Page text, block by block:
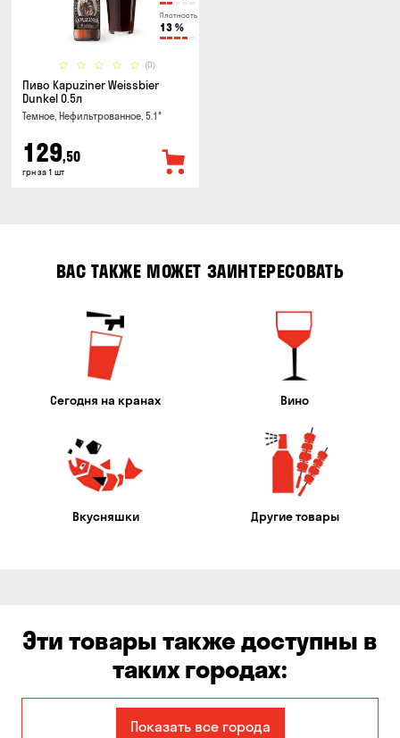
Плотность
13 %
(0)
Пиво Kapuziner Weissbier
Dunkel 0.5л
Темное, Нефильтрованное, 5.1°
129,50
грн за 1 шт
ВАС ТАКЖЕ МОЖЕТ ЗАИНТЕРЕСОВАТЬ
Сегодня на кранах Вино
Вкусняшки Другие товары
Эти товары также доступны в
таких городах:
АлександровкаПоказать все города